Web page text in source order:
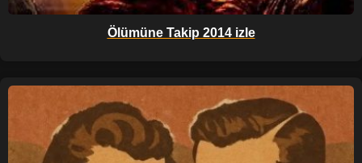
Ölümüne Takip 2014 izle